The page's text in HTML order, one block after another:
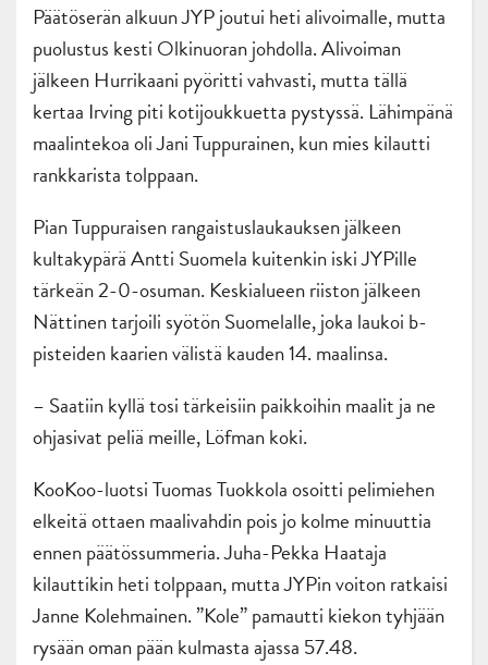
Päätöserän alkuun JYP joutui heti alivoimalle, mutta
puolustus kesti Olkinuoran johdolla. Alivoiman
jälkeen Hurrikaani pyöritti vahvasti, mutta tällä
kertaa Irving piti kotijoukkuetta pystyssä. Lähimpänä
maalintekoa oli Jani Tuppurainen, kun mies kilautti
rankkarista tolppaan.
Pian Tuppuraisen rangaistuslaukauksen jälkeen
kultakypärä Antti Suomela kuitenkin iski JYPille
tärkeän 2-0-osuman. Keskialueen riiston jälkeen
Nättinen tarjoili syötön Suomelalle, joka laukoi b-
pisteiden kaarien välistä kauden 14. maalinsa.
– Saatiin kyllä tosi tärkeisiin paikkoihin maalit ja ne
ohjasivat peliä meille, Löfman koki.
KooKoo-luotsi Tuomas Tuokkola osoitti pelimiehen
elkeitä ottaen maalivahdin pois jo kolme minuuttia
ennen päätössummeria. Juha-Pekka Haataja
kilauttikin heti tolppaan, mutta JYPin voiton ratkaisi
Janne Kolehmainen. ”Kole” pamautti kiekon tyhjään
rysään oman pään kulmasta ajassa 57.48.